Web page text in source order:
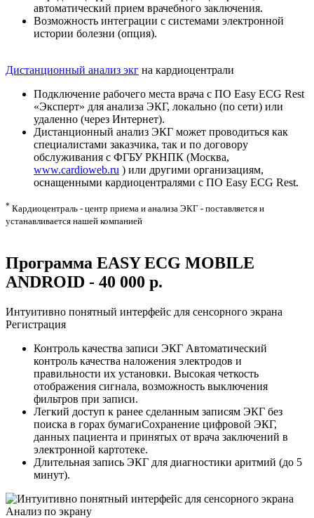
автоматический прием врачебного заключения.
Возможность интеграции с системами электронной
истории болезни (опция).
Дистанционный анализ экг на кардиоцентрали
Подключение рабочего места врача с ПО Easy ECG Rest
«Эксперт» для анализа ЭКГ, локально (по сети) или
удаленно (через Интернет).
Дистанционный анализ ЭКГ может проводиться как
специалистами заказчика, так и по договору
обслуживания с ФГБУ РКНПК (Москва,
www.cardioweb.ru ) или другими организациям,
оснащенными кардиоцентралями с ПО Easy ECG Rest.
* Кардиоцентраль - центр приема и анализа ЭКГ - поставляется и
устанавливается нашей компанией
Программа EASY ECG MOBILE
ANDROID - 40 000 р.
Интуитивно понятный интерфейс для сенсорного экрана
Регистрация
Контроль качества записи ЭКГ Автоматический
контроль качества наложения электродов и
правильности их установки. Высокая четкость
отображения сигнала, возможность выключения
фильтров при записи.
Легкий доступ к ранее сделанным записям ЭКГ без
поиска в горах бумагиСохранение цифровой ЭКГ,
данных пациента и принятых от врача заключений в
электронной картотеке.
Длительная запись ЭКГ для диагностики аритмий (до 5
минут).
Анализ по экрану